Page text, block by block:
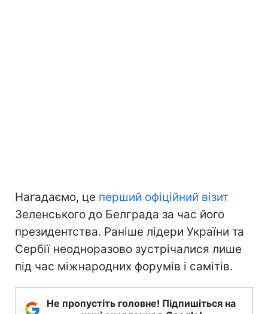
Нагадаємо, це перший офіційний візит
Зеленського до Белграда за час його
президентства. Раніше лідери України та
Сербії неодноразово зустрічалися лише
під час міжнародних форумів і самітів.
Не пропустіть головне! Підпишіться на